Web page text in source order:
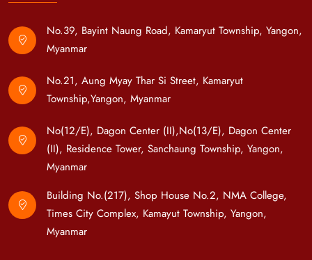
No.39, Bayint Naung Road, Kamaryut Township, Yangon,
Myanmar
No.21, Aung Myay Thar Si Street, Kamaryut
Township,Yangon, Myanmar
No(12/E), Dagon Center (II),No(13/E), Dagon Center
(II), Residence Tower, Sanchaung Township, Yangon,
Myanmar
Building No.(217), Shop House No.2, NMA College,
Times City Complex, Kamayut Township, Yangon,
Myanmar